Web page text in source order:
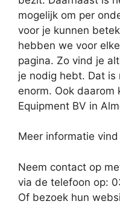
mogelijk om per
voor je kunnen
hebben we voor
pagina. Zo vind je
je nodig hebt. Dat
enorm. Ook daarom
Equipment BV in
Meer informatie
Neem contact op
via de telefoon op:
Of bezoek hun